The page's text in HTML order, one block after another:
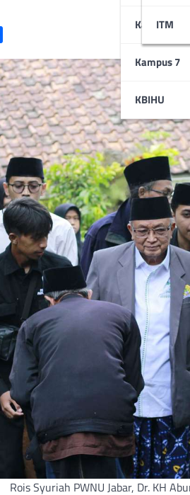
STAI
ITM
Kampus 6
Kampus 7
KBIHU
Rois Syuriah PWNU Jabar, Dr. KH